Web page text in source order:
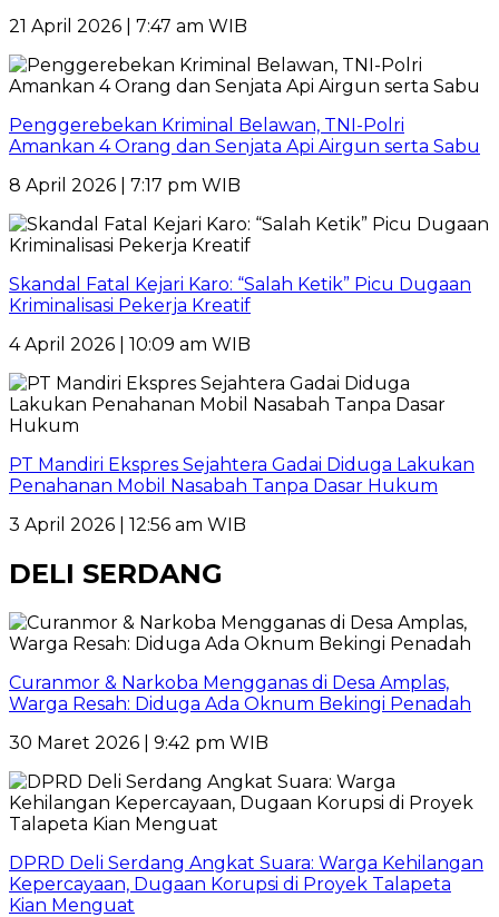
21 April 2026 | 7:47 am WIB
Penggerebekan Kriminal Belawan, TNI-Polri
Amankan 4 Orang dan Senjata Api Airgun serta Sabu
8 April 2026 | 7:17 pm WIB
Skandal Fatal Kejari Karo: “Salah Ketik” Picu Dugaan
Kriminalisasi Pekerja Kreatif
4 April 2026 | 10:09 am WIB
PT Mandiri Ekspres Sejahtera Gadai Diduga Lakukan
Penahanan Mobil Nasabah Tanpa Dasar Hukum
3 April 2026 | 12:56 am WIB
DELI SERDANG
Curanmor & Narkoba Mengganas di Desa Amplas,
Warga Resah: Diduga Ada Oknum Bekingi Penadah
30 Maret 2026 | 9:42 pm WIB
DPRD Deli Serdang Angkat Suara: Warga Kehilangan
Kepercayaan, Dugaan Korupsi di Proyek Talapeta
Kian Menguat